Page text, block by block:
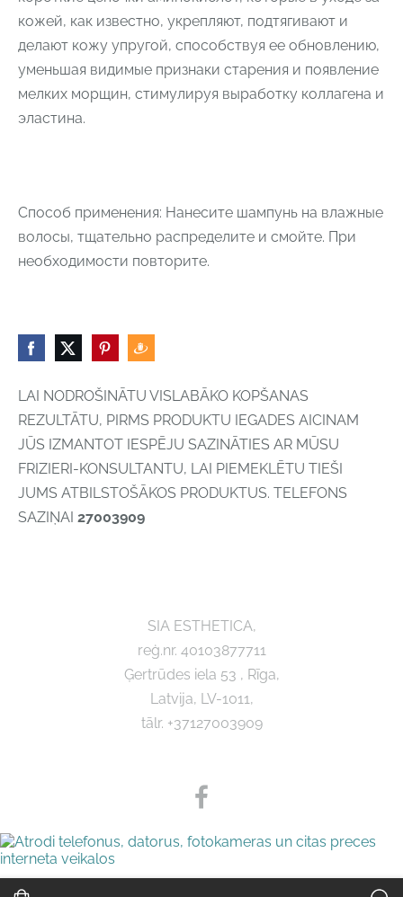
LAI NODROŠINĀTU VISLABĀKO KOPŠANAS
REZULTĀTU, PIRMS PRODUKTU IEGADES AICINAM
JŪS IZMANTOT IESPĒJU SAZINĀTIES AR MŪSU
FRIZIERI-KONSULTANTU, LAI PIEMEKLĒTU TIEŠI
JUMS ATBILSTOŠĀKOS PRODUKTUS. TELEFONS
SAZIŅAI 27003909
кожей, как известно, укрепляют, подтягивают и
делают кожу упругой, способствуя ее обновлению,
уменьшая видимые признаки старения и появление
мелких морщин, стимулируя выработку коллагена и
эластина.
Способ применения: Нанесите шампунь на влажные
волосы, тщательно распределите и смойте. При
необходимости повторите.
SIA ESTHETICA,
reģ.nr. 40103877711
Ģertrūdes iela 53 , Rīga,
Latvija, LV-1011,
tālr. +37127003909